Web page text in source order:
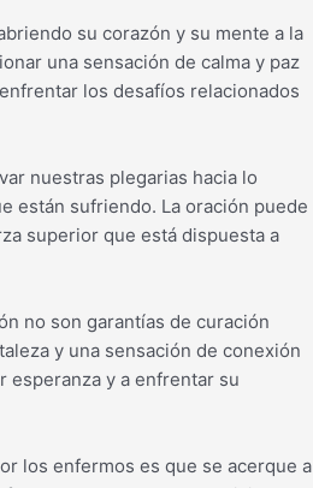
su corazón y su mente a la
una sensación de calma y paz
los desafíos relacionados
nuestras plegarias hacia lo
están sufriendo. La oración puede
superior que está dispuesta a
no son garantías de curación
y una sensación de conexión
esperanza y a enfrentar su
los enfermos es que se acerque a